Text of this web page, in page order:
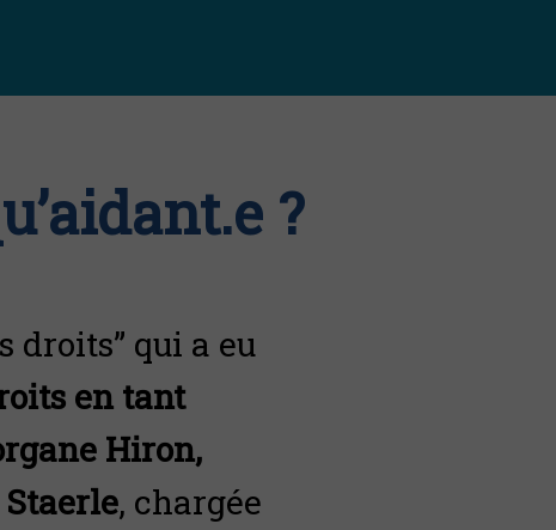
?
droits” qui a eu
en tant
Hiron,
, chargée